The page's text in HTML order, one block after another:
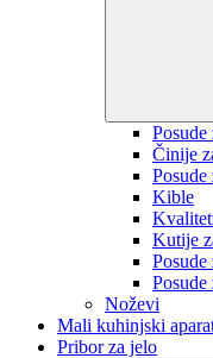
Posude
Činije
Posude
Kible
Kutije
Posude
Posude
Noževi
Mali kuhinjski
Pribor za jelo